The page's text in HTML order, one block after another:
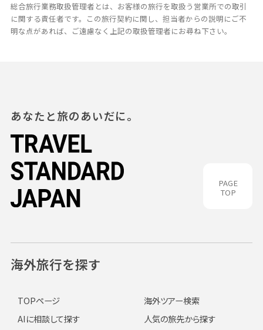
総合旅行業務取扱管理者とは、お客様の旅行を取扱う営業所での取引
に関する責任者です。この旅行契約に関し、担当者からの説明にご不
明な点があれば、ご遠慮なく上記の取扱管理者にお尋ね下さい。
PAGE
TOP
あなたと旅のあいだに。
海外旅行を探す
TOPページ
海外ツアー検索
AIに相談して探す
人気の旅先から探す